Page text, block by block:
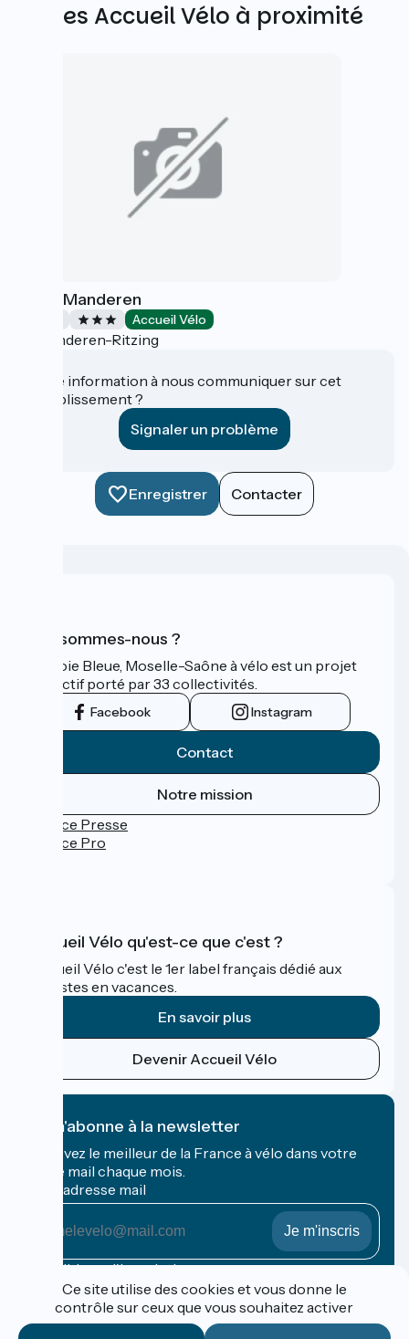
Autres Accueil Vélo à proximité
Relais Manderen
Accueil Vélo
Manderen-Ritzing
Une information à nous communiquer sur cet
établissement ?
Signaler un problème
Enregistrer Contacter
Qui sommes-nous ?
La Voie Bleue, Moselle-Saône à vélo est un projet
collectif porté par 33 collectivités.
Facebook Instagram
Contact
Notre mission
Espace Presse
Espace Pro
Accueil Vélo qu'est-ce que c'est ?
Accueil Vélo c'est le 1er label français dédié aux
cyclistes en vacances.
En savoir plus
Devenir Accueil Vélo
Je m'abonne à la newsletter
Recevez le meilleur de la France à vélo dans votre
boîte mail chaque mois.
Mon adresse mail
Mon
adresse
mail
Conditions d'inscription
Financé dans le cadre de Destination France
Ce site utilise des cookies et vous donne le
contrôle sur ceux que vous souhaitez activer